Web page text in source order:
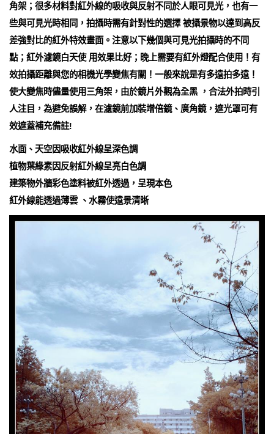
角架；很多材料對紅外線的吸收與反射不同於人眼可見光，也有一
些與可見光時相同，拍攝時需有針對性的選擇 被攝景物以達到高反
差強對比的紅外特效畫面。注意以下幾個與可見光拍攝時的不同
點；紅外濾鏡白天使 用效果比好；晚上需要有紅外燈配合使用！有
效拍攝距離與您的相機光學變焦有關！一般來說是有多遠拍多遠！
使大變焦時儘量使用三角架，由於鏡片外觀為全黑 ，合法外拍時引
人注目，為避免誤解，在濾鏡前加裝增倍鏡、廣角鏡，遮光罩可有
效遮蓋補充備註!
水面、天空因吸收紅外線呈深色調
植物葉綠素因反射紅外線呈亮白色調
建築物外牆彩色塗料被紅外透過，呈現本色
紅外線能透過薄雲 、水霧使遠景清晰